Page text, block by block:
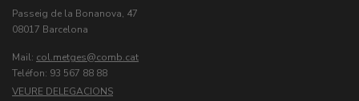
Passeig de la Bonanova, 47
08017 Barcelona
Mail: col.metges
Teléfon: 93 567 88 88
VEURE DELEGACIONS